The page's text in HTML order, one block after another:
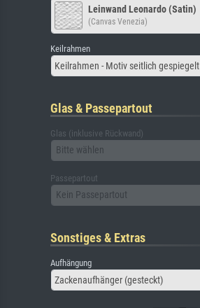
Leinwand Leonardo (Satin)
(Canvas Venezia)
Keilrahmen
Keilrahmen - Motiv seitlich gespiegelt
Glas & Passepartout
Glas (inklusive Rückwand)
Bitte wählen
Passepartout
Kein Passepartout
Sonstiges & Extras
Aufhängung
Zackenaufhänger (gesteckt)